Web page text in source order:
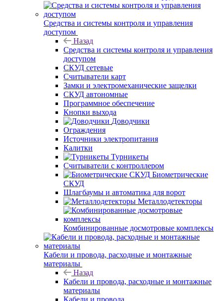
Средства и системы контроля и управления
доступом
Назад
Средства и системы контроля и управления
доступом
СКУД сетевые
Считыватели карт
Замки и электромеханические защелки
СКУД автономные
Программное обеспечение
Кнопки выхода
Доводчики
Ограждения
Источники электропитания
Калитки
Турникеты
Считыватели с контроллером
Биометрические
СКУД
Шлагбаумы и автоматика для ворот
Металлодетекторы
Комбинированные досмотровые комплексы
Кабели и провода, расходные и монтажные
материалы
Назад
Кабели и провода, расходные и монтажные
материалы
Кабели и провода